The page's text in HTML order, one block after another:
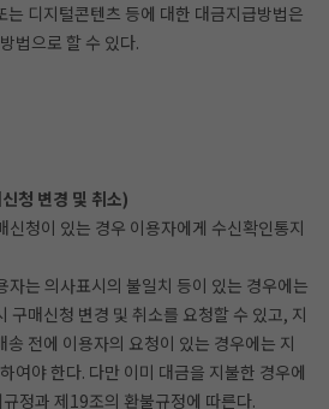
는 디지털콘텐츠 등에 대한 대금지급방법은
법으로 할 수 있다.
청 변경 및 취소)
청이 있는 경우 이용자에게 수신확인통지
는 의사표시의 불일치 등이 있는 경우에는
구매신청 변경 및 취소를 요청할 수 있고, 지
전에 이용자의 요청이 있는 경우에는 지
여야 한다. 다만 이미 대금을 지불한 경우에
정과 제19조의 환불규정에 따른다.